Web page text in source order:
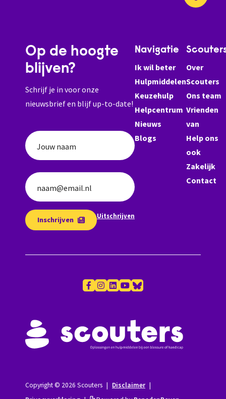
Op de hoogte
blijven?
Schrijf je in voor onze
nieuwsbrief en blijf up-to-date!
Jouw naam
naam@email.nl
Inschrijven Uitschrijven
Navigatie
Ik wil beter
Hulpmiddelen
Keuzehulp
Helpcentrum
Nieuws
Blogs
Over
Scouters
Ons team
Vrienden
van
Help ons
ook
Zakelijk
Contact
Copyright © 2026 Scouters Disclaimer